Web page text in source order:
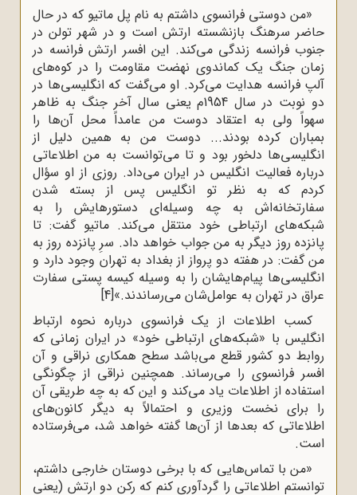
«من دوستی فرانسوی داشتم به نام پل ماتیو که در حال
حاضر سرهنگ بازنشسته ارتش است و در شهر تولن در
جنوب فرانسه زندگی می‌کند. این افسر ارتش فرانسه در
زمان جنگ یک کماندوی نهضت مقاومت را در کوه‌های
آلپ فرانسه هدایت می‌کرد. او می‌گفت که انگلیسی‌ها در
دو نوبت در سال 1954م یعنی سال آخر جنگ به ظاهر
سهواً ولی به اعتقاد دوست من عامداً محل آن‌ها را
بمباران کرده بودند... دوست من به همین دلیل از
انگلیسی‌ها دلخور بود و تا می‌توانست به من اطلاعاتی
درباره فعالیت انگلیس در ایران می‌داد. روزی از او سؤال
کردم که به نظر تو انگلیس پس از بسته شدن
سفارتخانه‌اش به چه وسیله‌ای دستورهایش را به
شبکه‌های ارتباطی خود منتقل می‌کند. ماتیو گفت: تا
پانزده روز دیگر به من جواب خواهد داد. سرِ پانزده روز به
من گفت: در هفته دو پرواز از بغداد به تهران وجود دارد و
انگلیسی‌ها پیام‌هایشان را به وسیله کیسه پستی سفارت
عراق در تهران به عوامل‌شان می‌رساندند.»[4]
کسب اطلاعات از یک فرانسوی درباره نحوه ارتباط
انگلیس با «شبکه‌های ارتباطی خود» در ایران زمانی که
روابط دو کشور قطع می‌باشد سطح همکاری نراقی و آن
افسر فرانسوی را می‌رساند. همچنین نراقی از چگونگی
استفاده از اطلاعات یاد می‌کند و این که به چه طریقی آن
را برای نخست وزیری و احتمالاً به دیگر کانون‌های
اطلاعاتی که بعدها از آن‌ها گفته خواهد شد، می‌فرستاده
است.
«من با تماس‌هایی که با برخی دوستان خارجی داشتم،
توانستم اطلاعاتی را گردآوری کنم که رکن دو ارتش (یعنی